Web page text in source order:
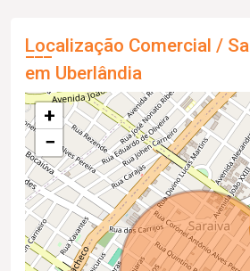
Localização Comercial /
em Uberlândia
+
−